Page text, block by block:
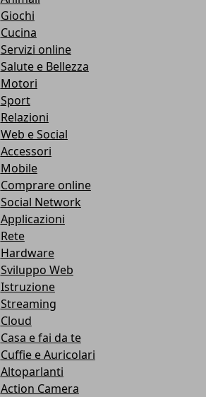
Giochi
Cucina
Servizi online
Salute e Bellezza
Motori
Sport
Relazioni
Web e Social
Accessori
Mobile
Comprare online
Social Network
Applicazioni
Rete
Hardware
Sviluppo Web
Istruzione
Streaming
Cloud
Casa e fai da te
Cuffie e Auricolari
Altoparlanti
Action Camera